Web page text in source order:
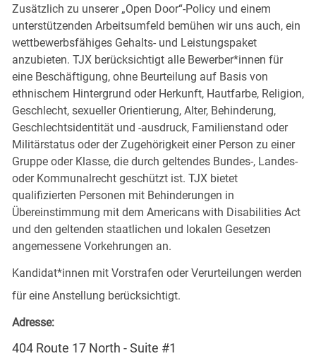
Zusätzlich zu unserer „Open Door“-Policy und einem
unterstützenden Arbeitsumfeld bemühen wir uns auch, ein
wettbewerbsfähiges Gehalts- und Leistungspaket
anzubieten. TJX berücksichtigt alle Bewerber*innen für
eine Beschäftigung, ohne Beurteilung auf Basis von
ethnischem Hintergrund oder Herkunft, Hautfarbe, Religion,
Geschlecht, sexueller Orientierung, Alter, Behinderung,
Geschlechtsidentität und -ausdruck, Familienstand oder
Militärstatus oder der Zugehörigkeit einer Person zu einer
Gruppe oder Klasse, die durch geltendes Bundes-, Landes-
oder Kommunalrecht geschützt ist. TJX bietet
qualifizierten Personen mit Behinderungen in
Übereinstimmung mit dem Americans with Disabilities Act
und den geltenden staatlichen und lokalen Gesetzen
angemessene Vorkehrungen an.
Kandidat*innen mit Vorstrafen oder Verurteilungen werden
für eine Anstellung berücksichtigt.
Adresse:
404 Route 17 North - Suite #1